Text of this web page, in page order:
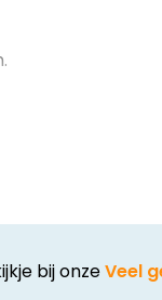
bij onzeVeel